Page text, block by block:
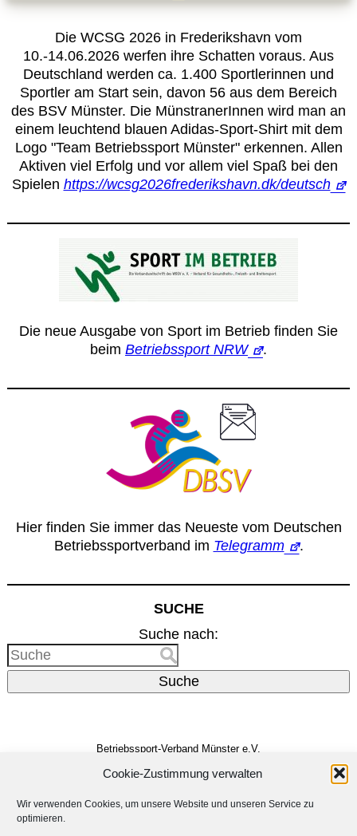
Cookie-Zustimmung verwalten
Wir verwenden Cookies, um unsere Website und unseren Service zu
optimieren.
Site Map
Anmelden
Betriebssportiade
Die WCSG 2026 in Frederikshavn vom
10.-14.06.2026 werfen ihre Schatten voraus. Aus
Deutschland werden ca. 1.400 Sportlerinnen und
Sportler am Start sein, davon 56 aus dem Bereich
des BSV Münster. Die MünstranerInnen wird man an
einem leuchtend blauen Adidas-Sport-Shirt mit dem
Logo "Team Betriebssport Münster" erkennen. Allen
Aktiven viel Erfolg und vor allem viel Spaß bei den
Spielen https://wcsg2026frederikshavn.dk/deutsch
Die neue Ausgabe von Sport im Betrieb finden Sie
beim Betriebssport NRW .
Hier finden Sie immer das Neueste vom Deutschen
Betriebssportverband im Telegramm .
SUCHE
Suche nach:
Suche
Betriebssport-Verband Münster e.V.
48159 Münster
E-Mail: info@bsv-muenster.de